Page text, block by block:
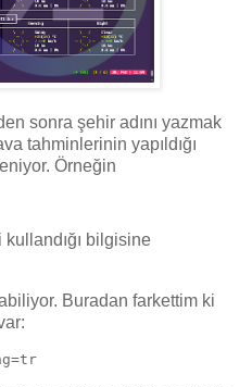
sonra şehir adını yazmak
tahminlerinin yapıldığı
Örneğin
bilgisine
Buradan farkettim ki